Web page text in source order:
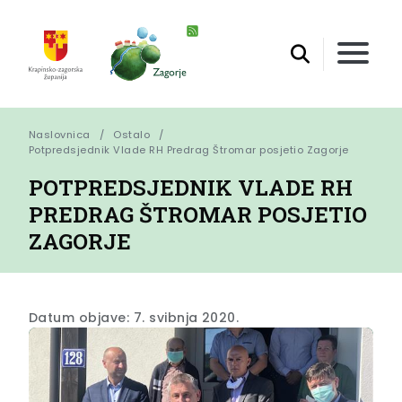
Naslovnica
Ostalo
Potpredsjednik Vlade RH Predrag Štromar posjetio Zagorje
POTPREDSJEDNIK VLADE RH
PREDRAG ŠTROMAR POSJETIO
ZAGORJE
Datum objave: 7. svibnja 2020.